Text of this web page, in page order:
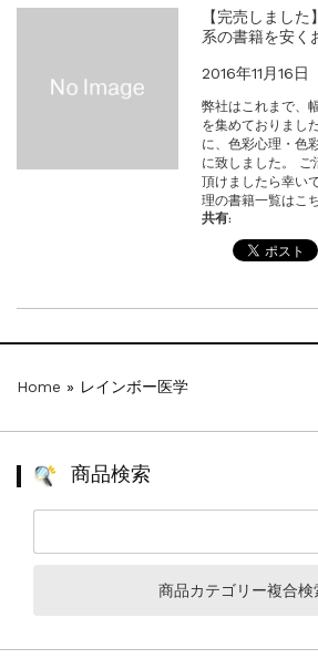
新着情報
2026.7.1
2026年度夏季・シルバーウィーク休業の...
【新商品】厚口ヘアカラーチャートA4サイ
9月24日頃よりオンラインショップの送料
新着情報
2024.4.10
在庫処分セールのお知らせ【なくなり次第
一部ヘアカラーチャートのお値引きを行い
【完売しまし
系の書籍を安く
2016年11月16日
弊社はこれまで、
を集めておりまし
に、色彩心理・色
に致しました。 ご
頂けましたら幸い
理の書籍一覧はこ
共有:
Home » レインボー医学
商品検索
商品カテゴリー複合検